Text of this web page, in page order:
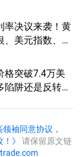
率决议来袭！黄
、美元指数、标
格突破7.4万美
陷阱还是反转信
袖同意协议，
》 请保留原文链